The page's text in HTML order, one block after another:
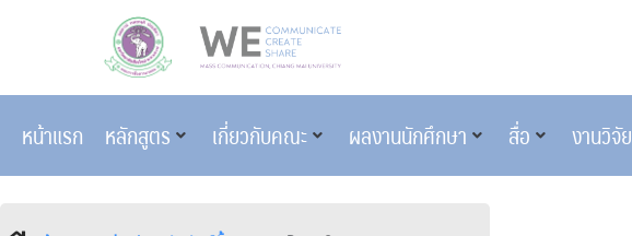
หน้าแรก หลักสูตร เกี่ยวกับคณะ ผลงานนักศึกษา สื่อ งานวิจัย